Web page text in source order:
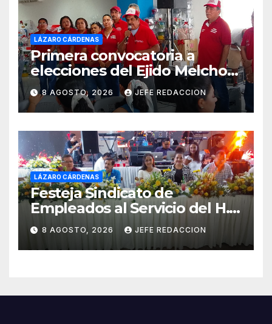
LÁZARO CÁRDENAS
Primera convocatoria a
elecciones del Ejido Melchor
Ocampo en Lázaro Cárdenas
el domingo
8 AGOSTO, 2026 JEFE REDACCION
LÁZARO CÁRDENAS
Festeja Sindicato de
Empleados al Servicio del H.
Ayuntamiento de LZC Día del
Empleado Municipal
8 AGOSTO, 2026 JEFE REDACCION